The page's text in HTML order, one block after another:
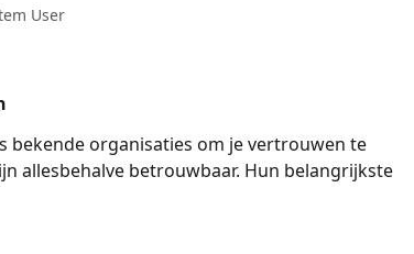
User
bekende organisaties om je vertrouwen te
allesbehalve betrouwbaar. Hun belangrijkste